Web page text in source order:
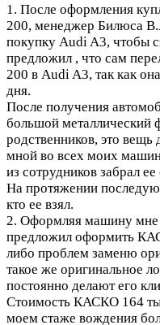
1. После оформления
200, менеджер Билюса
покупку Audi A3, чтобы
предложил , что сам
200 в Audi A3, так как
дня.
После получения
большой металлический
родственников, это вещь
мной во всех моих
из сотрудников забрал ее
На протяжении
кто ее взял.
2. Оформляя машину
предложил оформить
либо проблем заменю
такое же оригинальное
постоянно делают его
Стоимость КАСКО 164
моем стаже вождения